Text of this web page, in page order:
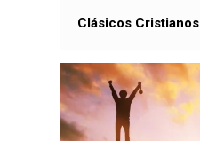
Clásicos Cristianos